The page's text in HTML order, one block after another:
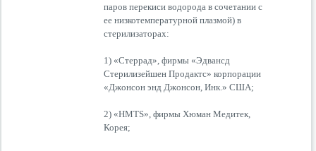
паров перекиси водорода в сочетании с
ее низкотемпературной плазмой) в
стерилизаторах:
1) «Стеррад», фирмы «Эдвансд
Стерилизейшен Продактс» корпорации
«Джонсон энд Джонсон, Инк.» США;
2) «HMTS», фирмы Хюман Медитек,
Корея;